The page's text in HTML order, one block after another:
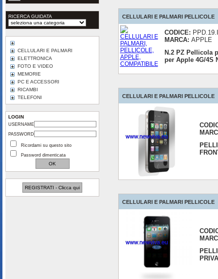
RICERCA GUIDATA
CELLULARI E PALMARI
ELETTRONICA
FOTO E VIDEO
MEMORIE
PC E ACCESSORI
RICAMBI
TELEFONI
LOGIN
USERNAME
PASSWORD
Ricordami su questo sito
Password dimenticata
REGISTRATI - Clicca qui
CELLULARI E PALMARI PELLICOLE
CODICE:
MARCA: APPLE
N.2 PZ Pellicola
per Apple 4G/4S
CELLULARI E PALMARI PELLICOLE
CELLULARI E PALMARI PELLICOLE